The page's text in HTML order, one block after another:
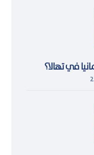
في تهالا؟